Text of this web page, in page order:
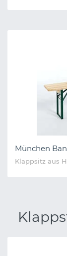
München
Klappsitz aus